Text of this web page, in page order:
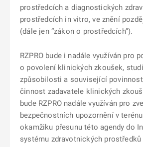
prostředcích a diagnostických
prostředcích in vitro, ve znění
(dále jen “zákon o prostředcích”).
RZPRO bude i nadále využíván pro
o povolení klinických zkoušek,
způsobilosti a související
činnost zadavatele klinických
bude RZPRO nadále využíván pro
bezpečnostních upozornění v
okamžiku přesunu této agendy do
systému zdravotnických prostředků